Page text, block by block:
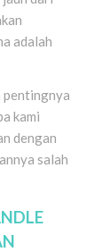
adalah
pentingnya
kami
dengan
salah